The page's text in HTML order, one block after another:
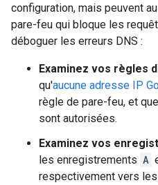
configuration, mais peuvent
pare-feu qui bloque les
déboguer les erreurs DNS :
Examinez vos règles
qu'aucune adresse IP
règle de pare-feu, et
sont autorisées.
Examinez vos
les enregistrements A
respectivement vers